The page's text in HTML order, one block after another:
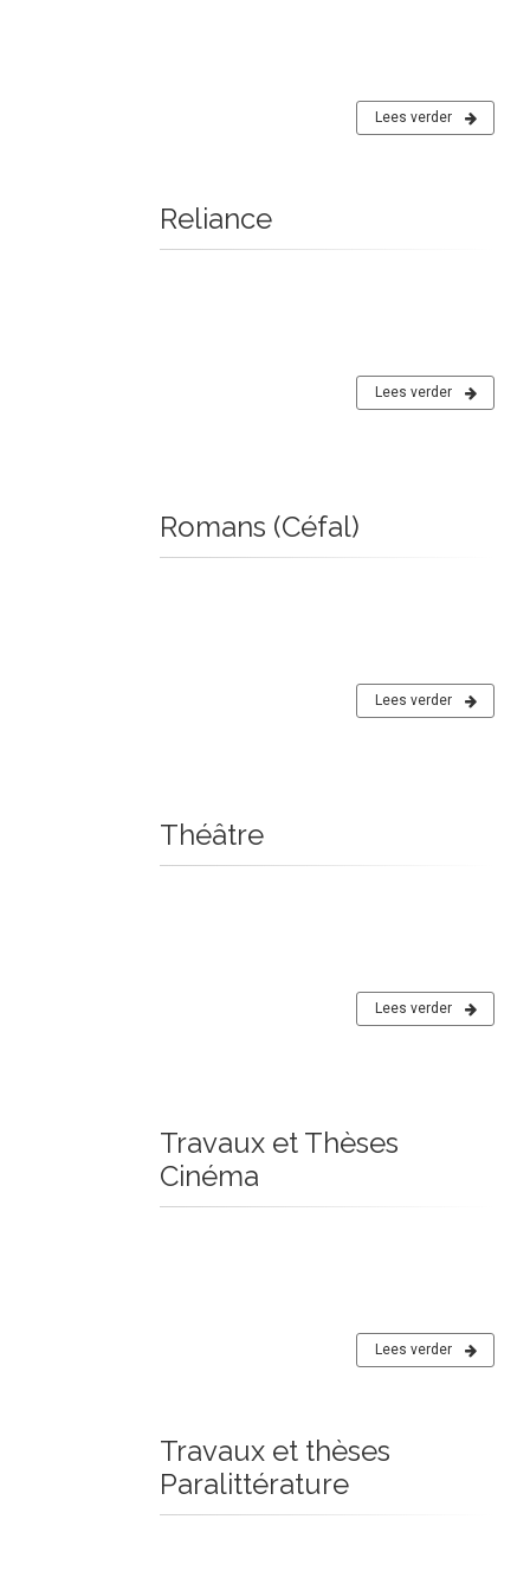
Lees verder
Reliance
Lees verder
Romans (Céfal)
Lees verder
Théâtre
Lees verder
Travaux et Thèses
Cinéma
Lees verder
Travaux et thèses
Paralittérature